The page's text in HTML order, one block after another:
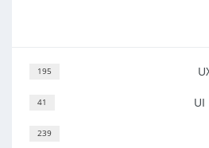
195
41
239